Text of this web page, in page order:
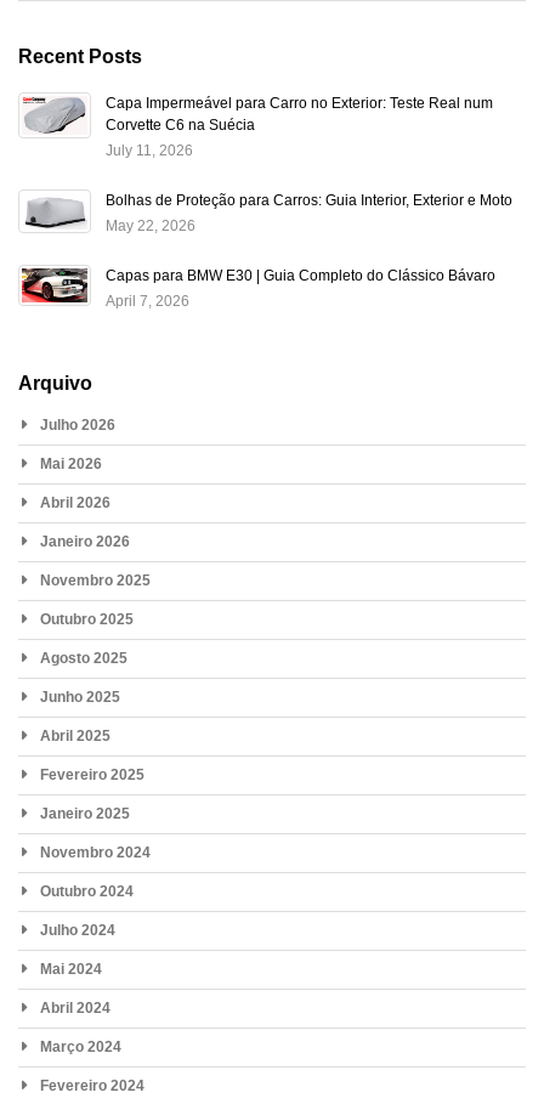
Recent Posts
Capa Impermeável para Carro no Exterior: Teste Real num
Corvette C6 na Suécia
July 11, 2026
Bolhas de Proteção para Carros: Guia Interior, Exterior e Moto
May 22, 2026
Capas para BMW E30 | Guia Completo do Clássico Bávaro
April 7, 2026
Arquivo
Julho 2026
Mai 2026
Abril 2026
Janeiro 2026
Novembro 2025
Outubro 2025
Agosto 2025
Junho 2025
Abril 2025
Fevereiro 2025
Janeiro 2025
Novembro 2024
Outubro 2024
Julho 2024
Mai 2024
Abril 2024
Março 2024
Fevereiro 2024